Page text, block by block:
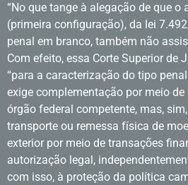
“No que tange à alegação de que
(primeira configuração), da lei
penal em branco, também não
Com efeito, essa Corte Superior de
“para a caracterização do tipo
exige complementação por meio
órgão federal competente, mas,
transporte ou remessa física de
exterior por meio de transações
autorização legal,
com isso, à proteção da política